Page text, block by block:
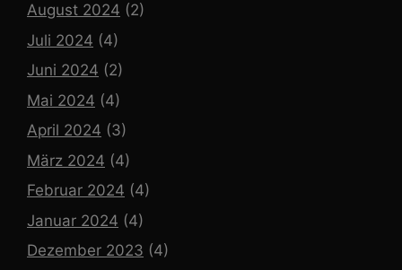
August 2024 (2)
Juli 2024 (4)
Juni 2024 (2)
Mai 2024 (4)
April 2024 (3)
März 2024 (4)
Februar 2024 (4)
Januar 2024 (4)
Dezember 2023 (4)